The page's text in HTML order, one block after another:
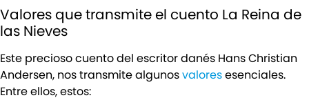
Valores que transmite el cuento La Reina de
las Nieves
Este precioso cuento del escritor danés Hans Christian
Andersen, nos transmite algunosvaloresesenciales.
Entre ellos, estos: